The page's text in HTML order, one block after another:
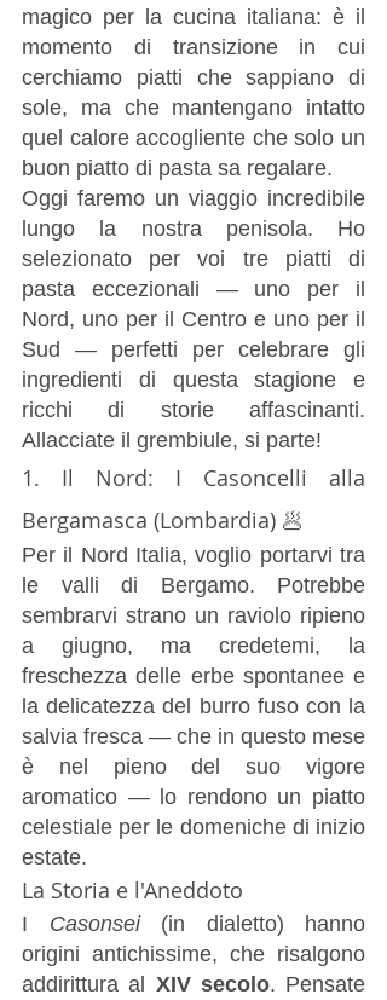
magico per la cucina italiana: è il
momento di transizione in cui
cerchiamo piatti che sappiano di
sole, ma che mantengano intatto
quel calore accogliente che solo un
buon piatto di pasta sa regalare.
Oggi faremo un viaggio incredibile
lungo la nostra penisola. Ho
selezionato per voi tre piatti di
pasta eccezionali — uno per il
Nord, uno per il Centro e uno per il
Sud — perfetti per celebrare gli
ingredienti di questa stagione e
ricchi di storie affascinanti.
Allacciate il grembiule, si parte!
1. Il Nord: I Casoncelli alla
Bergamasca (Lombardia) 🥟
Per il Nord Italia, voglio portarvi tra
le valli di Bergamo. Potrebbe
sembrarvi strano un raviolo ripieno
a giugno, ma credetemi, la
freschezza delle erbe spontanee e
la delicatezza del burro fuso con la
salvia fresca — che in questo mese
è nel pieno del suo vigore
aromatico — lo rendono un piatto
celestiale per le domeniche di inizio
estate.
La Storia e l'Aneddoto
I Casonsei (in dialetto) hanno
origini antichissime, che risalgono
addirittura al XIV secolo. Pensate